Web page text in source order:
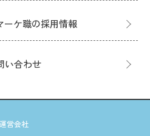
ーケ職の採用情報
い合わせ
運営会社